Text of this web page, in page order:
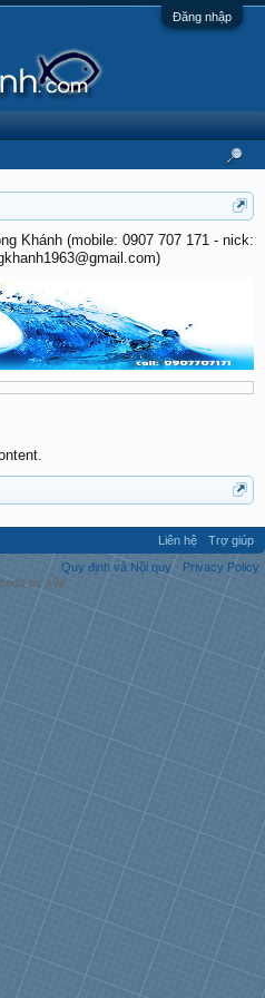
Đăng nhập
Khánh (mobile: 0907 707 171 - nick:
Liên hệ
Trợ giúp
Quy định và Nội quy
Privacy Policy
by s9e